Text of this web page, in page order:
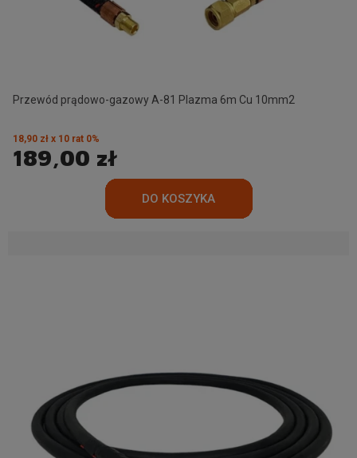
Przewód prądowo-gazowy A-81 Plazma 6m Cu 10mm2
189,00 zł
18,90 zł x 10 rat 0%